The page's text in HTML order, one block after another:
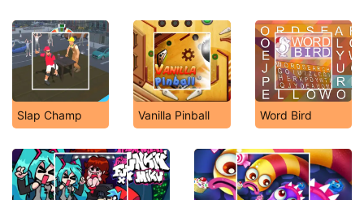
Slap Champ Vanilla Pinball Word Bird